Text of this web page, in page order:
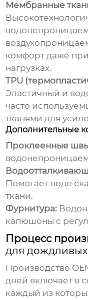
Мембранные
комфорт даже
нагрузках.
TPU
Эластичный и
часто
тканями для
Дополнительные
Проклеенные
Помогает воде
ткани.
Фурнитура:
капюшоны с
Процесс
для
Производство
дней включает в
каждый из